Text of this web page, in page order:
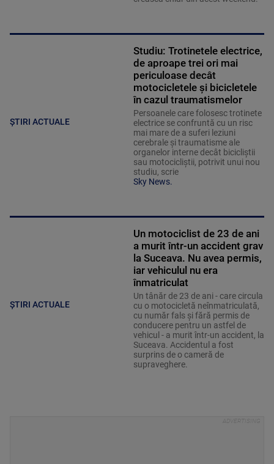
ȘTIRI ACTUALE
Studiu: Trotinetele electrice,
de aproape trei ori mai
periculoase decât
motocicletele și bicicletele
în cazul traumatismelor
Persoanele care folosesc trotinete
electrice se confruntă cu un risc
mai mare de a suferi leziuni
cerebrale și traumatisme ale
organelor interne decât bicicliștii
sau motocicliștii, potrivit unui nou
studiu, scrie
Sky News.
ȘTIRI ACTUALE
Un motociclist de 23 de ani
a murit într-un accident grav
la Suceava. Nu avea permis,
iar vehiculul nu era
înmatriculat
Un tânăr de 23 de ani - care circula
cu o motocicletă neînmatriculată,
cu număr fals și fără permis de
conducere pentru un astfel de
vehicul - a murit într-un accident, la
Suceava. Accidentul a fost
surprins de o cameră de
supraveghere.